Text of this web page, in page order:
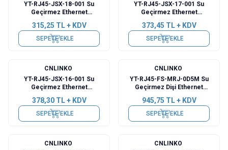
YT-RJ45-JSX-18-001 Su
Geçirmez Ethernet
315,25 TL + KDV
SEPETE EKLE
YT-RJ45-JSX-17-001 Su
Geçirmez Ethernet
373,45 TL + KDV
SEPETE EKLE
CNLINKO
YT-RJ45-JSX-16-001 Su
Geçirmez Ethernet
378,30TL + KDV
SEPETE EKLE
CNLINKO
YT-RJ45-FS-MRJ-0D5M Su
Geçirmez Dişi Ethernet
945,75 TL + KDV
SEPETE EKLE
CNLINKO
CNLINKO